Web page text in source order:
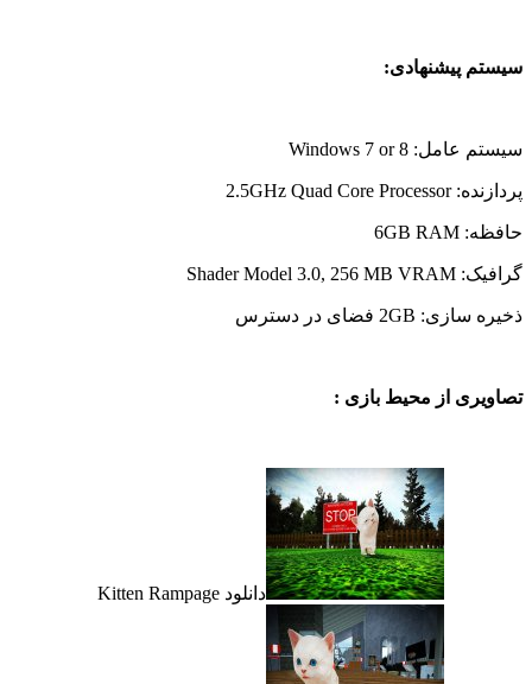
سیستم پیشنهادی:
سیستم عامل: Windows 7 or 8
پردازنده: 2.5GHz Quad Core Processor
حافظه: 6GB RAM
گرافیک: Shader Model 3.0, 256 MB VRAM
ذخیره سازی: 2GB فضای در دسترس
تصاویری از محیط بازی :
دانلود Kitten Rampage